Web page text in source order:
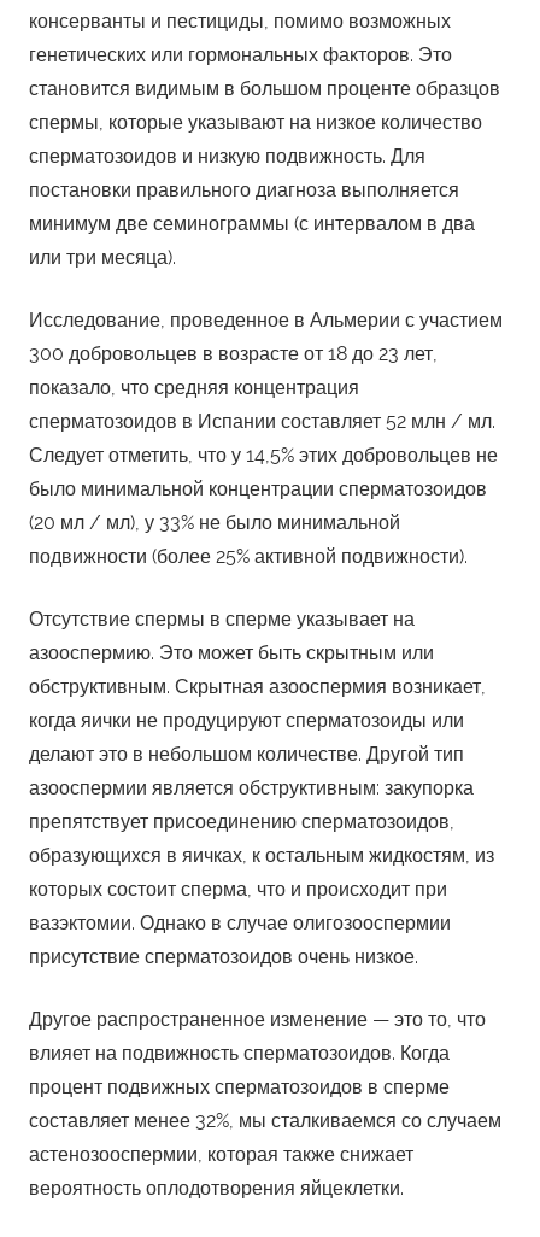
консерванты и пестициды, помимо возможных
генетических или гормональных факторов. Это
становится видимым в большом проценте образцов
спермы, которые указывают на низкое количество
сперматозоидов и низкую подвижность. Для
постановки правильного диагноза выполняется
минимум две семинограммы (с интервалом в два
или три месяца).
Исследование, проведенное в Альмерии с участием
300 добровольцев в возрасте от 18 до 23 лет,
показало, что средняя концентрация
сперматозоидов в Испании составляет 52 млн / мл.
Следует отметить, что у 14,5% этих добровольцев не
было минимальной концентрации сперматозоидов
(20 мл / мл), у 33% не было минимальной
подвижности (более 25% активной подвижности).
Отсутствие спермы в сперме указывает на
азооспермию. Это может быть скрытным или
обструктивным. Скрытная азооспермия возникает,
когда яички не продуцируют сперматозоиды или
делают это в небольшом количестве. Другой тип
азооспермии является обструктивным: закупорка
препятствует присоединению сперматозоидов,
образующихся в яичках, к остальным жидкостям, из
которых состоит сперма, что и происходит при
вазэктомии. Однако в случае олигозооспермии
присутствие сперматозоидов очень низкое.
Другое распространенное изменение — это то, что
влияет на подвижность сперматозоидов. Когда
процент подвижных сперматозоидов в сперме
составляет менее 32%, мы сталкиваемся со случаем
астенозооспермии, которая также снижает
вероятность оплодотворения яйцеклетки.